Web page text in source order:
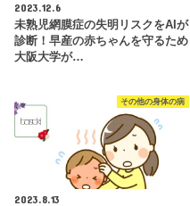
2023.12.6
未熟児網膜症の失明リスクをAIが
診断！早産の赤ちゃんを守るため
大阪大学が…
その他の身体の病
2023.8.13